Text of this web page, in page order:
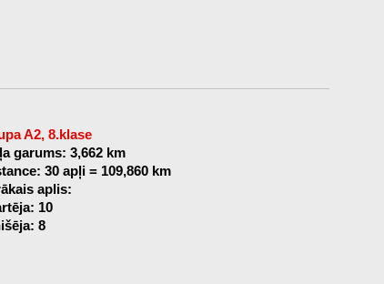
A2, 8.klase
garums: 3,662 km
30 apļi = 109,860 km
aplis:
10
8